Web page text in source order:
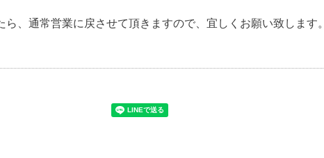
、通常営業に戻させて頂きますので、宜しくお願い致します。